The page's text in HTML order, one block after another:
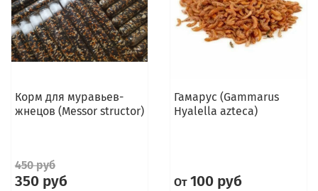
Корм для муравьев-
жнецов (Messor structor)
450 руб
350 руб
Гамарус (Gammarus
Hyalella azteca)
От100 руб